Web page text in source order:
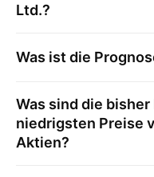
Ltd.?
Was ist die
Was sind die
niedrigsten Preise
Aktien?